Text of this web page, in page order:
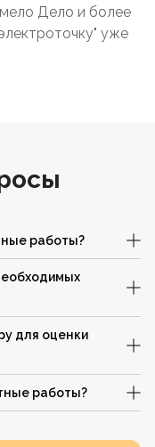
Дело и более
уже
работы?
для оценки
работы?